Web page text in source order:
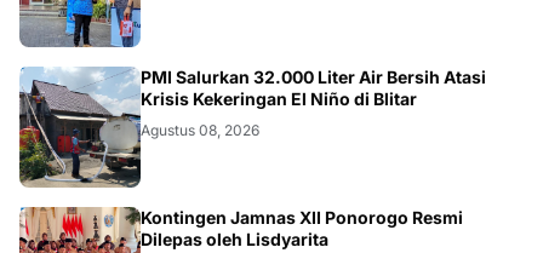
BLITAR
PMI Salurkan 32.000 Liter Air Bersih Atasi
Krisis Kekeringan El Niño di Blitar
Agustus 08, 2026
JATIM
Kontingen Jamnas XII Ponorogo Resmi
Dilepas oleh Lisdyarita